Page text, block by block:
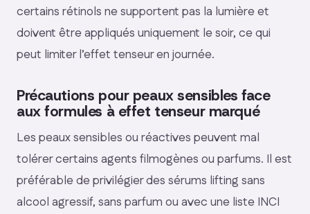
certains rétinols ne supportent pas la lumière et
doivent être appliqués uniquement le soir, ce qui
peut limiter l’effet tenseur en journée.
Précautions pour peaux sensibles face
aux formules à effet tenseur marqué
Les peaux sensibles ou réactives peuvent mal
tolérer certains agents filmogènes ou parfums. Il est
préférable de privilégier des sérums lifting sans
alcool agressif, sans parfum ou avec une liste INCI